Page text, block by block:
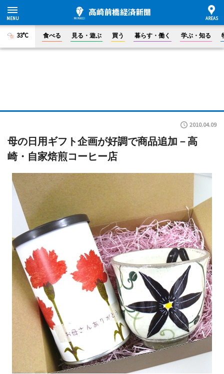
33°C 食べる 見る・遊ぶ 買う 暮らす・働く 学ぶ・知る
2010.04.09
母の日用ギフト企画が好調で商品追加－高
崎・自家焙煎コーヒー店